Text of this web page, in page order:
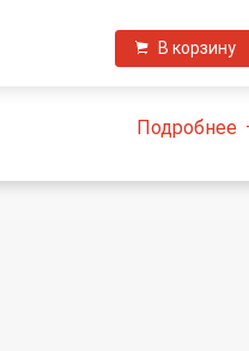
В корзину
Подробнее